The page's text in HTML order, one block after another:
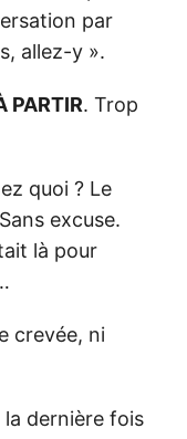
par
allez-y ».
PARTIR. Trop
quoi ? Le
excuse.
là pour
crevée, ni
la dernière fois